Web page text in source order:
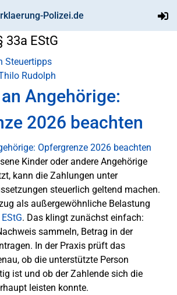
Polizei.de
33a EStG
Steuertipps
Rudolph
Angehörige:
2026 beachten
Kinder oder andere Angehörige
kann die Zahlungen unter
steuerlich geltend machen.
als außergewöhnliche Belastung
. Das klingt zunächst einfach:
sammeln, Betrag in der
In der Praxis prüft das
ob die unterstützte Person
ist und ob der Zahlende sich die
leisten konnte.